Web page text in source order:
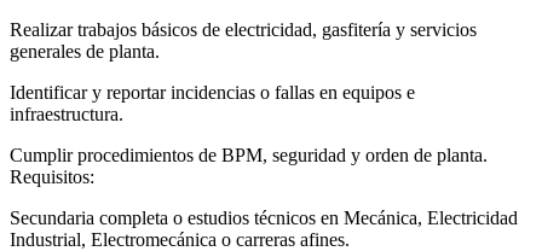
Realizar trabajos básicos de electricidad, gasfitería y servicios
generales de planta.
Identificar y reportar incidencias o fallas en equipos e
infraestructura.
Cumplir procedimientos de BPM, seguridad y orden de planta.
Requisitos:
Secundaria completa o estudios técnicos en Mecánica, Electricidad
Industrial, Electromecánica o carreras afines.